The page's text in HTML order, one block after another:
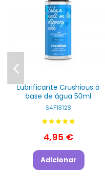
Lubrificante Crushious à
base de água 50ml
S4F18128
4,95 €
Adicionar